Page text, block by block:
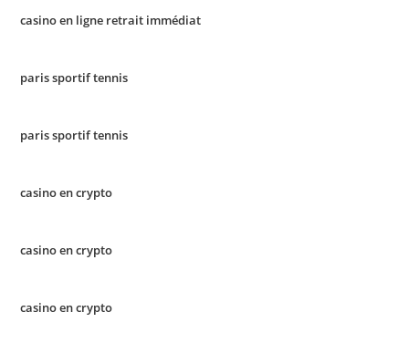
casino en ligne retrait immédiat
paris sportif tennis
paris sportif tennis
casino en crypto
casino en crypto
casino en crypto